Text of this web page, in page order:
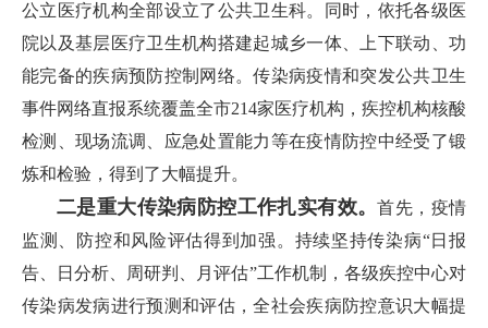
公立医疗机构全部设立了公共卫生科。同时，依托各级医
院以及基层医疗卫生机构搭建起城乡一体、上下联动、功
能完备的疾病预防控制网络。传染病疫情和突发公共卫生
事件网络直报系统覆盖全市214家医疗机构，疾控机构核酸
检测、现场流调、应急处置能力等在疫情防控中经受了锻
炼和检验，得到了大幅提升。
二是重大传染病防控工作扎实有效。首先，疫情
监测、防控和风险评估得到加强。持续坚持传染病“日报
告、日分析、周研判、月评估”工作机制，各级疾控中心对
传染病发病进行预测和评估，全社会疾病防控意识大幅提